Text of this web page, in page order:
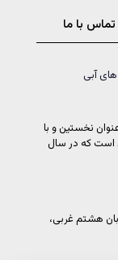
تماس با ما
نخستین و با
است که در سال
هشتم غربی،